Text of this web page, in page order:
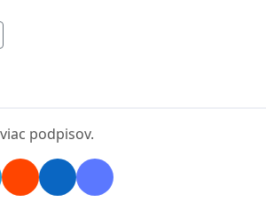
procesu.
v prípadoch týrania.
hlas tým, ktorí ho nemajú.
podpisov.